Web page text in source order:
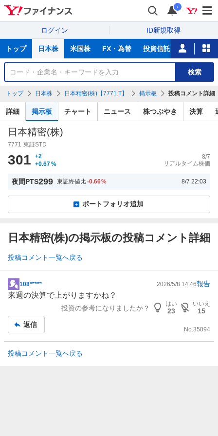
i
ログイン ID新規取得
サ
トップ 日本株 米国株 FX・為替 投資信託 ニュース
銘
検
索
検索
トップ 日本株 日本精密(株)【7771.T】 掲示板 投稿コメント詳細
詳細 掲示板 チャート ニュース 株つぶやき 決算
日本精密(株)
7771 東証STD
301
+2
+0.67%
8/7
リアルタイム株価
夜間PTS299 東証終値比-0.66% 8/7 22:03
ポートフォリオ追加
日本精密(株)の掲示板の投稿コメント詳細
投稿コメント一覧へ戻る
掲
示
事
108***** 2026/5/8 14:46報告
来週の決算で上がりますかね？
投資の参考になりましたか？
はい
23
いいえ
15
返信
No.35094
投稿コメント一覧へ戻る